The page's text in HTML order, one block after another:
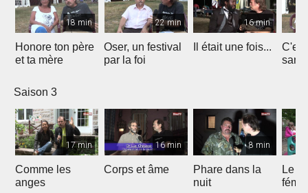
18 min
Honore ton père
et ta mère
22 min
Oser, un festival
par la foi
16 min
Il était une fois...
Saison 3
17 min
Comme les
anges
16 min
Corps et âme
8 min
Phare dans la
nuit
Le